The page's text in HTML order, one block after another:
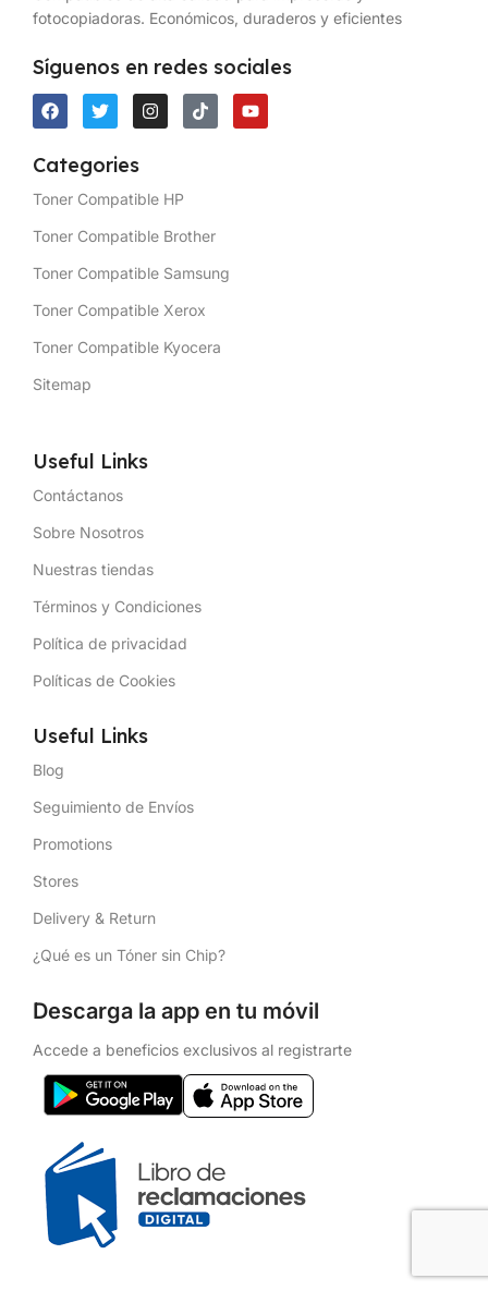
fotocopiadoras. Económicos, duraderos y eficientes
Síguenos en redes sociales
Categories
Toner Compatible HP
Toner Compatible Brother
Toner Compatible Samsung
Toner Compatible Xerox
Toner Compatible Kyocera
Sitemap
Useful Links
Contáctanos
Sobre Nosotros
Nuestras tiendas
Términos y Condiciones
Política de privacidad
Políticas de Cookies
Useful Links
Blog
Seguimiento de Envíos
Promotions
Stores
Delivery & Return
¿Qué es un Tóner sin Chip?
Descarga la app en tu móvil
Accede a beneficios exclusivos al registrarte